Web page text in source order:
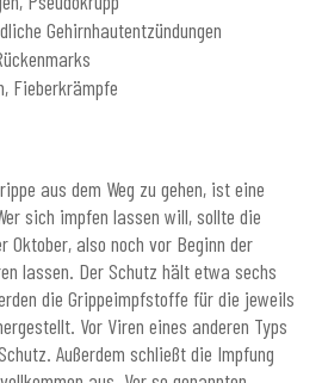
Gehirnhautentzündungen
Fieberkrämpfe
aus dem Weg zu gehen, ist eine
sich impfen lassen will, sollte die
Oktober, also noch vor Beginn der
lassen. Der Schutz hält etwa sechs
die Grippeimpfstoffe für die jeweils
Vor Viren eines anderen Typs
Außerdem schließt die Impfung